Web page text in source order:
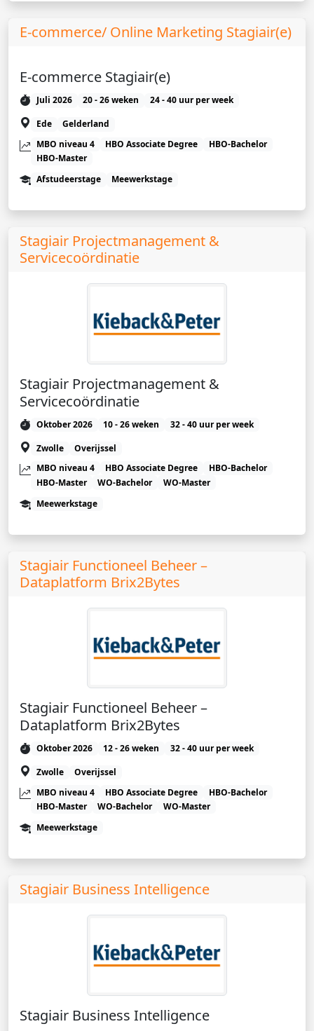
E-commerce/ Online Marketing Stagiair(e)
E-commerce Stagiair(e)
Juli 2026 20 - 26 weken
24 - 40 uur per week
Ede
Gelderland
MBO niveau 4
HBO Associate Degree
HBO-Bachelor
HBO-Master
Afstudeerstage
Meewerkstage
Stagiair Projectmanagement &
Servicecoördinatie
Stagiair Projectmanagement &
Servicecoördinatie
Oktober 2026 10 - 26 weken
32 - 40 uur per week
Zwolle
Overijssel
MBO niveau 4
HBO Associate Degree
HBO-Bachelor
HBO-Master
WO-Bachelor
WO-Master
Meewerkstage
Stagiair Functioneel Beheer –
Dataplatform Brix2Bytes
Stagiair Functioneel Beheer –
Dataplatform Brix2Bytes
Oktober 2026 12 - 26 weken
32 - 40 uur per week
Zwolle
Overijssel
MBO niveau 4
HBO Associate Degree
HBO-Bachelor
HBO-Master
WO-Bachelor
WO-Master
Meewerkstage
Stagiair Business Intelligence
Stagiair Business Intelligence